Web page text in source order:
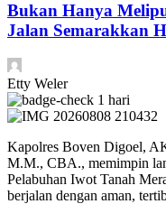
Bukan Hanya
Jalan Semarakkan
Etty Weler
1 hari
Kapolres Boven Digoel,
M.M., CBA., memimpin
Pelabuhan Iwot Tanah
berjalan dengan aman,